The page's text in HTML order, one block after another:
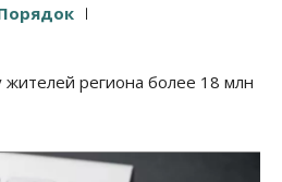
региона более 18 млн